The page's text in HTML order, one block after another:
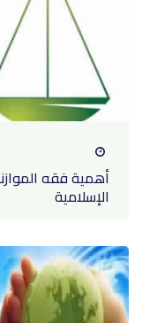
أهمية فقه
الإسلامية